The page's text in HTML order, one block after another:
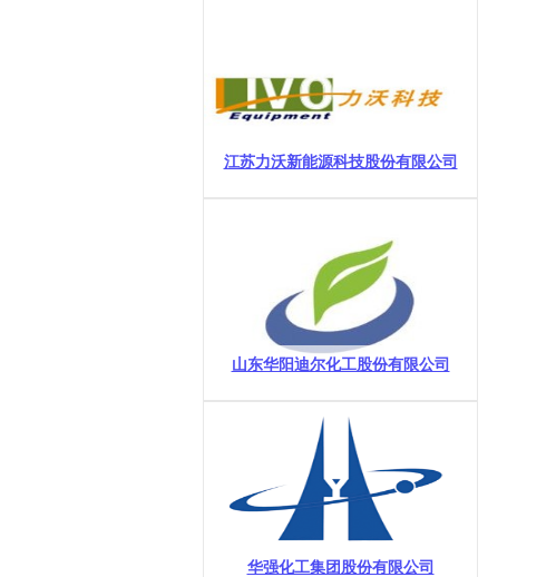
江苏力沃新能源科技股份有限公司
山东华阳迪尔化工股份有限公司
华强化工集团股份有限公司